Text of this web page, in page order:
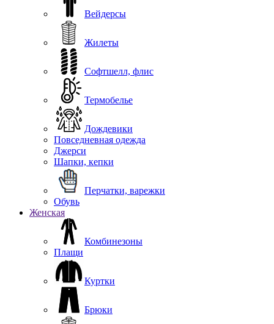
Вейдерсы
Жилеты
Софтшелл, флис
Термобелье
Дождевики
Повседневная одежда
Джерси
Шапки, кепки
Перчатки, варежки
Обувь
Женская
Комбинезоны
Плащи
Куртки
Брюки